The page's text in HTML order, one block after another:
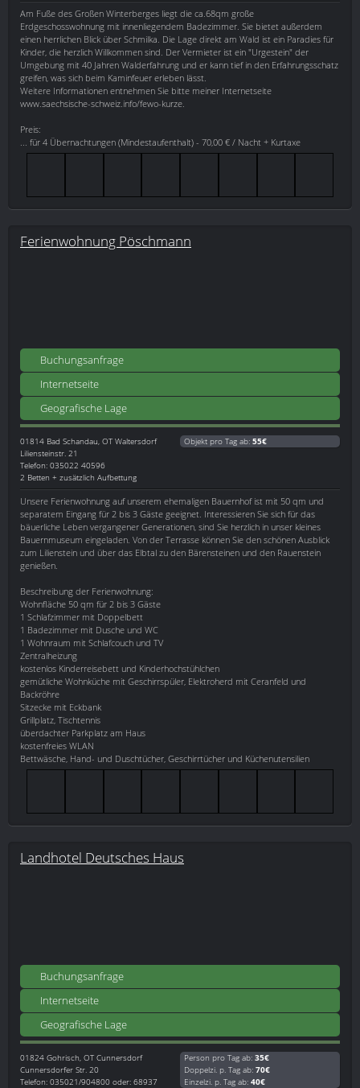
Am Fuße des Großen Winterberges liegt die ca.68qm große
Erdgeschosswohnung mit innenliegendem Badezimmer. Sie bietet außerdem
einen herrlichen Blick über Schmilka. Die Lage direkt am Wald ist ein Paradies für
Kinder, die herzlich Willkommen sind. Der Vermieter ist ein "Urgestein" der
Umgebung mit 40 Jahren Walderfahrung und er kann tief in den Erfahrungsschatz
greifen, was sich beim Kaminfeuer erleben lässt.
Weitere Informationen entnehmen Sie bitte meiner Internetseite
www.saechsische-schweiz.info/fewo-kurze.
Preis:
... für 4 Übernachtungen (Mindestaufenthalt) - 70,00 € / Nacht + Kurtaxe
Ferienwohnung Pöschmann
Buchungsanfrage
Internetseite
Geografische Lage
01814 Bad Schandau, OT Waltersdorf
Liliensteinstr. 21
Telefon: 035022 40596
2 Betten + zusätzlich Aufbettung
Objekt pro Tag ab: 55€
Unsere Ferienwohnung auf unserem ehemaligen Bauernhof ist mit 50 qm und
separatem Eingang für 2 bis 3 Gäste geeignet. Interessieren Sie sich für das
bäuerliche Leben vergangener Generationen, sind Sie herzlich in unser kleines
Bauernmuseum eingeladen. Von der Terrasse können Sie den schönen Ausblick
zum Lilienstein und über das Elbtal zu den Bärensteinen und den Rauenstein
genießen.
Beschreibung der Ferienwohnung:
Wohnfläche 50 qm für 2 bis 3 Gäste
1 Schlafzimmer mit Doppelbett
1 Badezimmer mit Dusche und WC
1 Wohnraum mit Schlafcouch und TV
Zentralheizung
kostenlos Kinderreisebett und Kinderhochstühlchen
gemütliche Wohnküche mit Geschirrspüler, Elektroherd mit Ceranfeld und
Backröhre
Sitzecke mit Eckbank
Grillplatz, Tischtennis
überdachter Parkplatz am Haus
kostenfreies WLAN
Bettwäsche, Hand- und Duschtücher, Geschirrtücher und Küchenutensilien
Landhotel Deutsches Haus
Buchungsanfrage
Internetseite
Geografische Lage
01824 Gohrisch, OT Cunnersdorf
Cunnersdorfer Str. 20
Telefon: 035021/904800 oder: 68937
Person pro Tag ab: 35€
Doppelzi. p. Tag ab: 70€
Einzelzi. p. Tag ab: 40€